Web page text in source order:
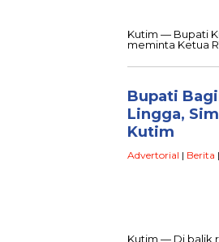
Kutim — Bupati
meminta Ketua
Bupati
Lingga,
Kutim
Advertorial | Berita |
Kutim — Di balik